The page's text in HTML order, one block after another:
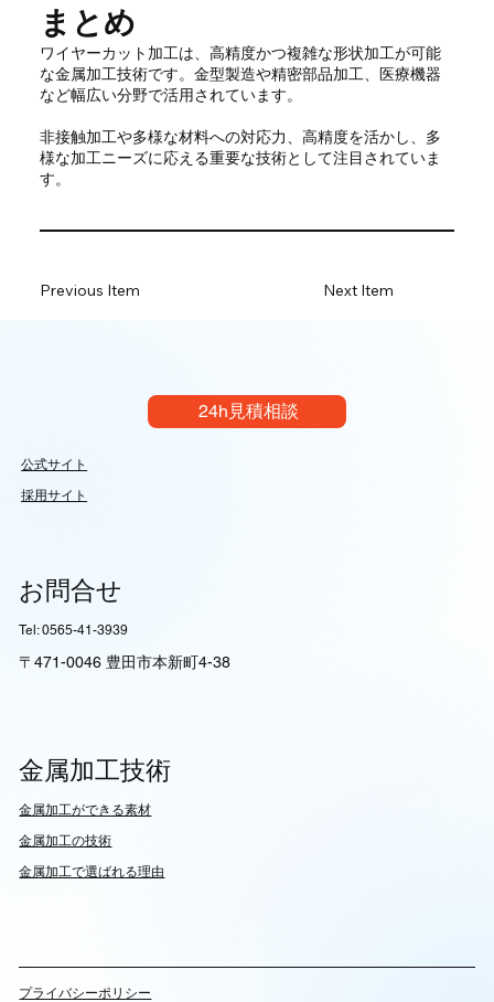
まとめ
ワイヤーカット加工は、高精度かつ複雑な形状加工が可能
な金属加工技術です。金型製造や精密部品加工、医療機器
など幅広い分野で活用されています。
非接触加工や多様な材料への対応力、高精度を活かし、多
様な加工ニーズに応える重要な技術として注目されていま
す。
Next Item
Previous Item
24h見積相談
公式サイト
採用サイト
お問合せ
Tel: 0565-41-3939
〒471-0046 豊田市本新町4-38
金属加工技術
​金属加工ができる素材
​金属加工の技術
金属加工で選ばれる理由
​プライバシーポリシー